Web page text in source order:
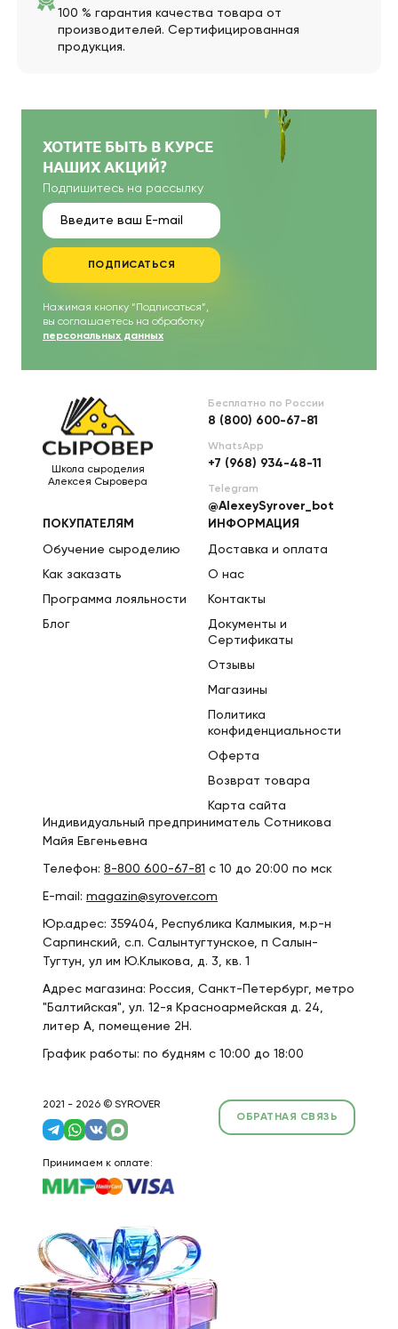
100 % гарантия качества товара от
производителей. Сертифицированная
продукция.
ХОТИТЕ БЫТЬ В КУРСЕ
НАШИХ АКЦИЙ?
Подпишитесь на рассылку
ПОДПИСАТЬСЯ
Нажимая кнопку “Подписаться”,
вы соглашаетесь на обработку
персональных данных
Школа сыроделия
Алексея Сыровера
Бесплатно по России
8 (800) 600-67-81
WhatsApp
+7 (968) 934-48-11
Telegram
@AlexeySyrover_bot
ПОКУПАТЕЛЯМ
Обучение сыроделию
Как заказать
Программа лояльности
Блог
ИНФОРМАЦИЯ
Доставка и оплата
О нас
Контакты
Документы и
Сертификаты
Отзывы
Магазины
Политика
конфиденциальности
Оферта
Возврат товара
Карта сайта
Индивидуальный предприниматель Сотникова
Майя Евгеньевна
Телефон: 8-800 600-67-81 с 10 до 20:00 по мск
E-mail: magazin@syrover.com
Юр.адрес: 359404, Республика Калмыкия, м.р-н
Сарпинский, с.п. Салынтугтунское, п Салын-
Тугтун, ул им Ю.Клыкова, д. 3, кв. 1
Адрес магазина: Россия, Санкт-Петербург, метро
"Балтийская", ул. 12-я Красноармейская д. 24,
литер А, помещение 2Н.
График работы: по будням с 10:00 до 18:00
2021 - 2026 © SYROVER
ОБРАТНАЯ СВЯЗЬ
Принимаем к оплате: